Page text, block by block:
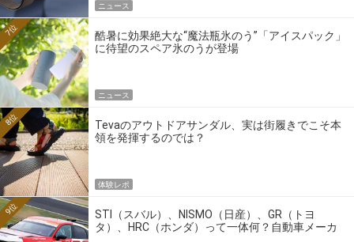
ニュース
酷暑に効果絶大な“魔法瓶氷のう”「アイスパック」
に待望のスペア氷のうが登場
7位
ニュース
Tevaのアウトドアサンダル、実は街履きでこそ本
領を発揮するのでは？
8位
体験レポ
STI（スバル）、NISMO（日産）、GR（トヨ
タ）、HRC（ホンダ）って一体何？自動車メーカ
9位